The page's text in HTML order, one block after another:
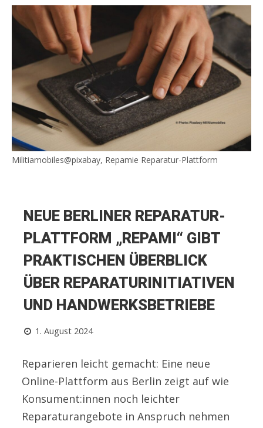
Militiamobiles@pixabay, Repamie Reparatur-Plattform
NEUE BERLINER REPARATUR-
PLATTFORM „REPAMI“ GIBT
PRAKTISCHEN ÜBERBLICK
ÜBER REPARATURINITIATIVEN
UND HANDWERKSBETRIEBE
1. August 2024
Reparieren leicht gemacht: Eine neue
Online-Plattform aus Berlin zeigt auf wie
Konsument:innen noch leichter
Reparaturangebote in Anspruch nehmen